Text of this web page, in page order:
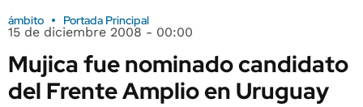
ámbito Portada Principal
15 de diciembre 2008 - 00:00
Mujica fue nominado candidato
del Frente Amplio en Uruguay